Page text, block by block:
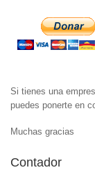
Si tienes una
puedes ponerte en
Muchas gracias
Contador